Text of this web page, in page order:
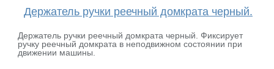
Держатель ручки реечный домкрата черный.
Держатель ручки реечный домкрата черный. Фиксирует
ручку реечный домкрата в неподвижном состоянии при
движении машины.